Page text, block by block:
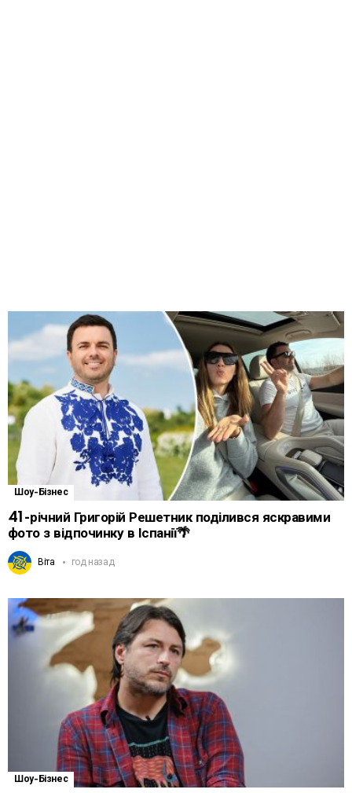
Шоу-Бізнес
41-річний Григорій Решетник поділився яскравими
фото з відпочинку в Іспанії🌴
Віта год назад
Шоу-Бізнес